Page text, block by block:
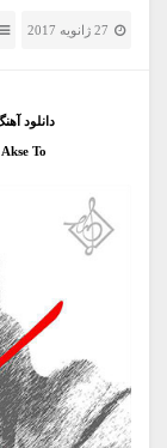
27 ژانویه 2017
دانلود
To